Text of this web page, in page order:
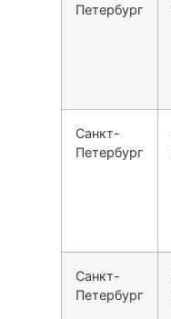
Петербург
Санкт-
Петербург
Санкт-
Петербург